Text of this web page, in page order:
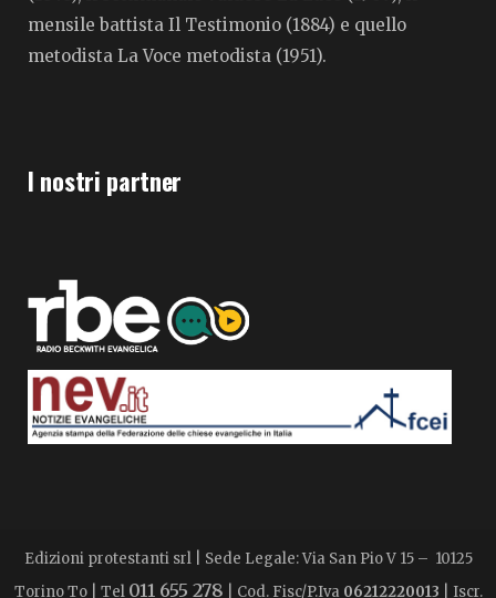
mensile battista Il Testimonio (1884) e quello
metodista La Voce metodista (1951).
I nostri partner
Edizioni protestanti srl | Sede Legale: Via San Pio V 15 – 10125
Torino To | Tel 011 655 278 | Cod. Fisc/P.Iva 06212220013 | Iscr.